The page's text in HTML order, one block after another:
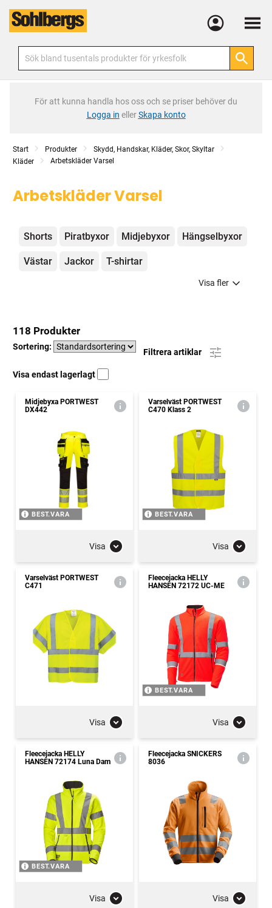
Meny
För att kunna handla hos oss och se priser behöver du
Logga in ellerSkapa konto
Start Produkter
Skydd, Handskar, Kläder, Skor, Skyltar
Kläder
Arbetskläder Varsel
Arbetskläder Varsel
Kategorier
Shorts Piratbyxor Midjebyxor Hängselbyxor
Västar Jackor T-shirtar
Visa fler
118 Produkter
Sortering:
Filtrera artiklar
Visa endast lagerlagt
Midjebyxa PORTWEST
DX442
BEST.VARA
Visa
Varselväst PORTWEST
C470 Klass 2
BEST.VARA
Visa
Varselväst PORTWEST
C471
Visa
Fleecejacka HELLY
HANSEN 72172 UC-ME
BEST.VARA
Visa
Fleecejacka HELLY
HANSEN 72174 Luna Dam
BEST.VARA
Visa
Fleecejacka SNICKERS
8036
Visa